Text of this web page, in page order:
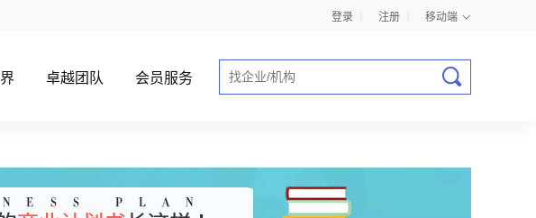
登录 注册 移动端
卓越团队 会员服务